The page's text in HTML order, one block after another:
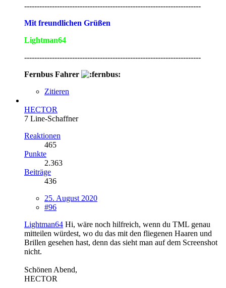
----------------------------------------------------------------------
Mit freundlichen Grüßen
Lightman64
----------------------------------------------------------------------
Fernbus Fahrer
Zitieren
HECTOR
7 Line-Schaffner
Reaktionen
465
Punkte
2.363
Beiträge
436
25. August 2020
#96
Lightman64 Hi, wäre noch hilfreich, wenn du TML genau
mitteilen würdest, wo du das mit den fliegenen Haaren und
Brillen gesehen hast, denn das sieht man auf dem Screenshot
nicht.
Schönen Abend,
HECTOR